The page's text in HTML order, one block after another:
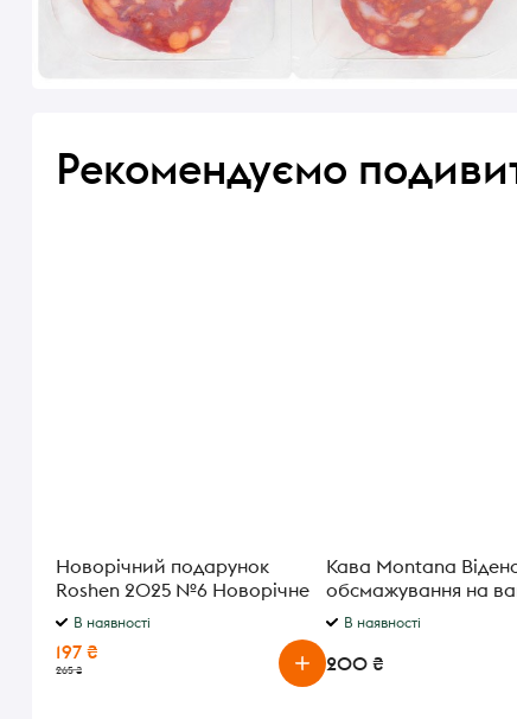
Рекомендуємо
Новорічний подарунок
Roshen 2025 №6 Новорічне
свято 438 г
В наявності
197 ₴
265 ₴
Кава Montana
обсмажування на
В наявності
200 ₴